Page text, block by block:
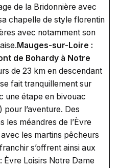
de la Bridonnière avec
chapelle de style florentin
avec notamment son
Mauges-sur-Loire :
de Bohardy à Notre
de 23 km en descendant
fait tranquillement sur
une étape en bivouac
pour l’aventure. Des
les méandres de l’Èvre
les martins pêcheurs
s’offrent ainsi aux
Èvre Loisirs Notre Dame